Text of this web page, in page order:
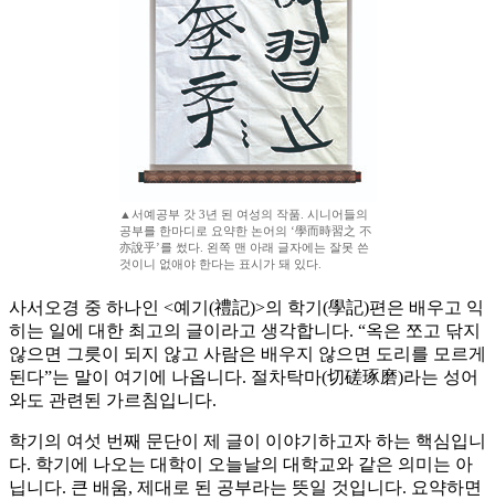
▲서예공부 갓 3년 된 여성의 작품. 시니어들의
공부를 한마디로 요약한 논어의 ‘學而時習之 不
亦說乎’를 썼다. 왼쪽 맨 아래 글자에는 잘못 쓴
것이니 없애야 한다는 표시가 돼 있다.
사서오경 중 하나인 <예기(禮記)>의 학기(學記)편은 배우고 익
히는 일에 대한 최고의 글이라고 생각합니다. “옥은 쪼고 닦지
않으면 그릇이 되지 않고 사람은 배우지 않으면 도리를 모르게
된다”는 말이 여기에 나옵니다. 절차탁마(切磋琢磨)라는 성어
와도 관련된 가르침입니다.
학기의 여섯 번째 문단이 제 글이 이야기하고자 하는 핵심입니
다. 학기에 나오는 대학이 오늘날의 대학교와 같은 의미는 아
닙니다. 큰 배움, 제대로 된 공부라는 뜻일 것입니다. 요약하면